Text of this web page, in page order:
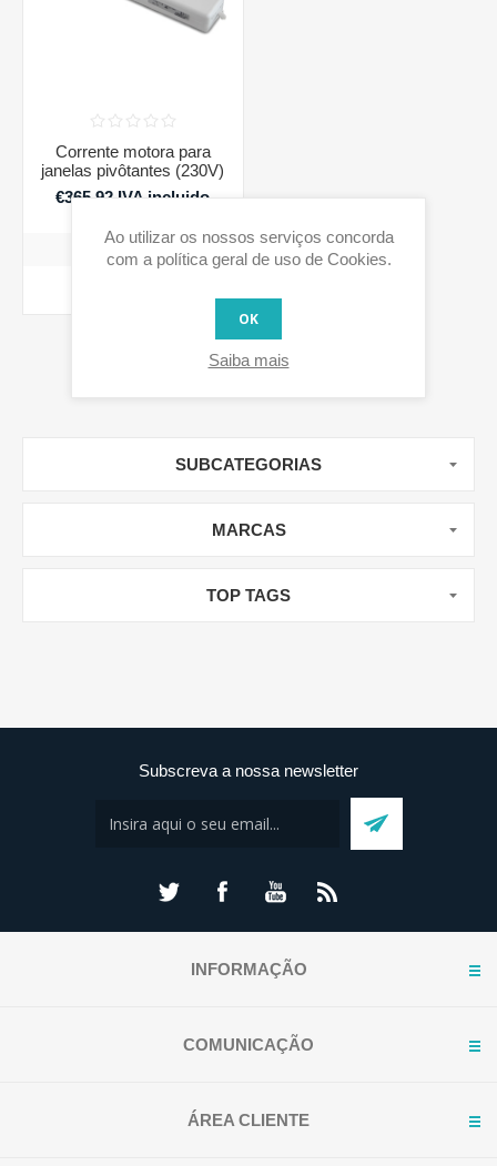
Corrente motora para
janelas pivôtantes (230V)
€365,92 IVA incluido
SUBCATEGORIAS
MARCAS
TOP TAGS
Subscreva a nossa newsletter
INFORMAÇÃO
COMUNICAÇÃO
ÁREA CLIENTE
Ao utilizar os nossos serviços concorda
com a política geral de uso de Cookies.
OK
Saiba mais